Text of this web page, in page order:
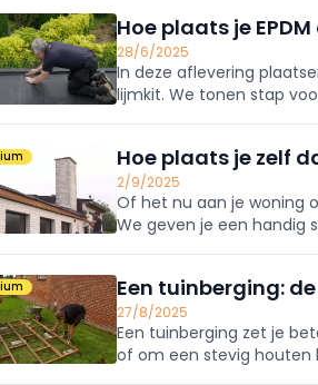
Hoe plaats je
28/6/2025
In deze aflevering
lijmkit. We tonen stap
Hoe plaats je zelf
2/9/2025
Of het nu aan je woning
We geven je een handig
Een tuinberging:
27/8/2025
Een tuinberging zet je
of om een stevig houten